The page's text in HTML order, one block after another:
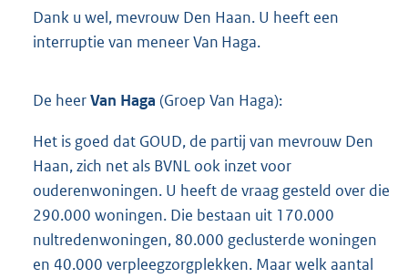
Dank u wel, mevrouw Den Haan. U heeft een
interruptie van meneer Van Haga.
De heerVan Haga (Groep Van Haga):
Het is goed dat GOUD, de partij van mevrouw Den
Haan, zich net als BVNL ook inzet voor
ouderenwoningen. U heeft de vraag gesteld over die
290.000 woningen. Die bestaan uit 170.000
nultredenwoningen, 80.000 geclusterde woningen
en 40.000 verpleegzorgplekken. Maar welk aantal